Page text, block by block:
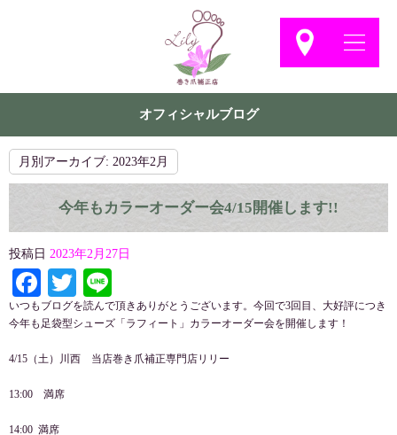
オフィシャルブログ
月別アーカイブ: 2023年2月
今年もカラーオーダー会4/15開催します!!
投稿日 2023年2月27日
Facebook
Twitter
いつもブログを読んで頂きありがとうございます。今回で3回目、大好評につき
今年も足袋型シューズ「ラフィート」カラーオーダー会を開催します！
4/15（土）川西 当店巻き爪補正専門店リリー
13:00 満席
14:00 満席